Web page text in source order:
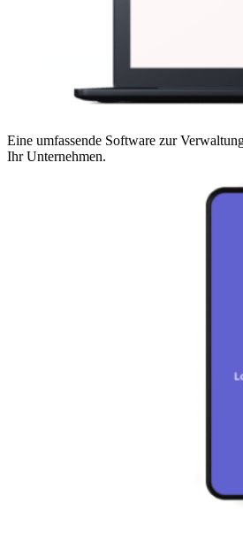
Eine umfassende Software zur
Ihr Unternehmen.